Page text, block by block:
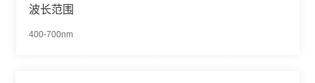
波长范围
400-700nm